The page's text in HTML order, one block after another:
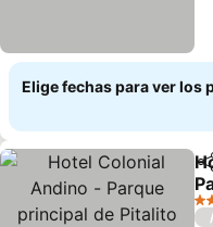
Elige fechas para ver los
3
/